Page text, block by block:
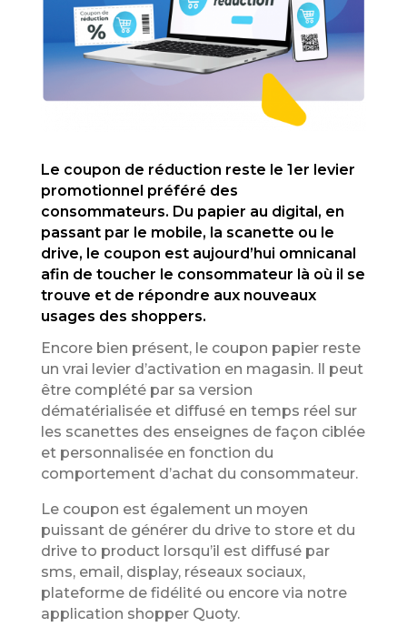
Le coupon de réduction reste le 1er levier
promotionnel préféré des
consommateurs. Du papier au digital, en
passant par le mobile, la scanette ou le
drive, le coupon est aujourd’hui omnicanal
afin de toucher le consommateur là où il se
trouve et de répondre aux nouveaux
usages des shoppers.
Encore bien présent, le coupon papier reste
un vrai levier d’activation en magasin. Il peut
être complété par sa version
dématérialisée et diffusé en temps réel sur
les scanettes des enseignes de façon ciblée
et personnalisée en fonction du
comportement d’achat du consommateur.
Le coupon est également un moyen
puissant de générer du drive to store et du
drive to product lorsqu’il est diffusé par
sms, email, display, réseaux sociaux,
plateforme de fidélité ou encore via notre
application shopper Quoty.